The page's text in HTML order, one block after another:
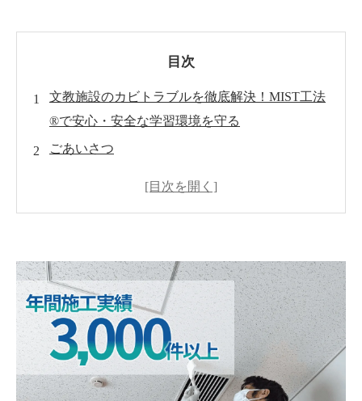
目次
文教施設のカビトラブルを徹底解決！MIST工法
®で安心・安全な学習環境を守る
ごあいさつ
カビの発生を防ぐための基本ポイント
MIST工法®施工の流れ
具体的な施工事例のご紹介
MIST工法®が選ばれる理由
まとめ＆お問い合わせ先